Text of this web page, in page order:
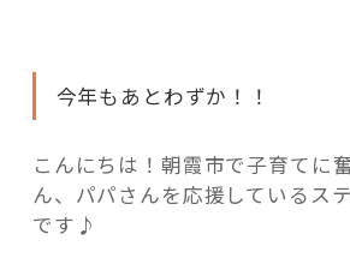
コーディネーター紹介
これからの暮らし 住
干
を
親
子
で
今年もあとわずか！！
こんにちは！朝霞市で子育てに
ん、パパさんを応援しているス
です♪